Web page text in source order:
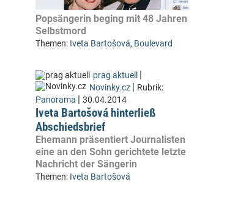
Popsängerin beging mit 48 Jahren
Selbstmord
Themen: Iveta Bartošová, Boulevard
prag aktuell |
Novinky.cz | Rubrik:
Panorama | 30.04.2014
Iveta Bartošová hinterließ
Abschiedsbrief
Ehemann präsentiert Journalisten
eine an den Sohn gerichtete letzte
Nachricht der Sängerin
Themen: Iveta Bartošová